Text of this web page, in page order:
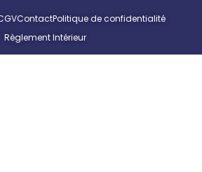
ContactPolitique de confidentialité
Règlement Intérieur